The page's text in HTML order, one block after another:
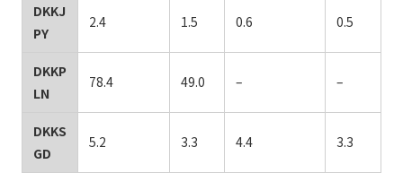
DKKJ
PY
2.4 1.5 0.6 0.5
DKKP
LN
78.4 49.0 – –
DKKS
GD
5.2 3.3 4.4 3.3